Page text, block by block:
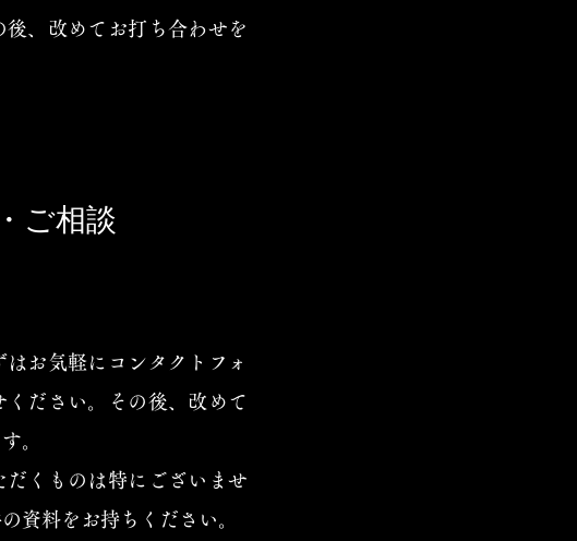
、改めてお打ち合わせを
ご相談
お気軽にコンタクトフォ
ださい。その後、改めて
。
くものは特にございませ
資料をお持ちください。